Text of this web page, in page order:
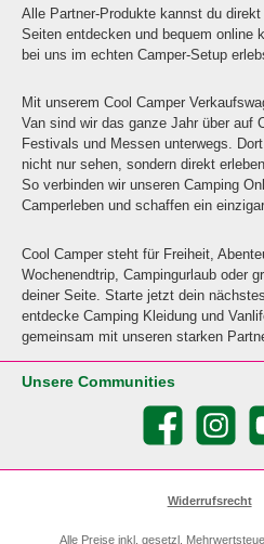
Alle Partner-Produkte kannst du
Seiten entdecken und bequem online
bei uns im echten Camper-Setup
Mit unserem Cool Camper
Van sind wir das ganze Jahr über auf
Festivals und Messen unterwegs.
nicht nur sehen, sondern direkt
So verbinden wir unseren Camping
Camperleben und schaffen ein
Cool Camper steht für Freiheit,
Wochenendtrip, Campingurlaub oder
deiner Seite. Starte jetzt dein
entdecke Camping Kleidung und
gemeinsam mit unseren starken
Unsere Communities
Facebook Instagram
Widerrufsrecht
Alle Preise inkl. gesetzl.